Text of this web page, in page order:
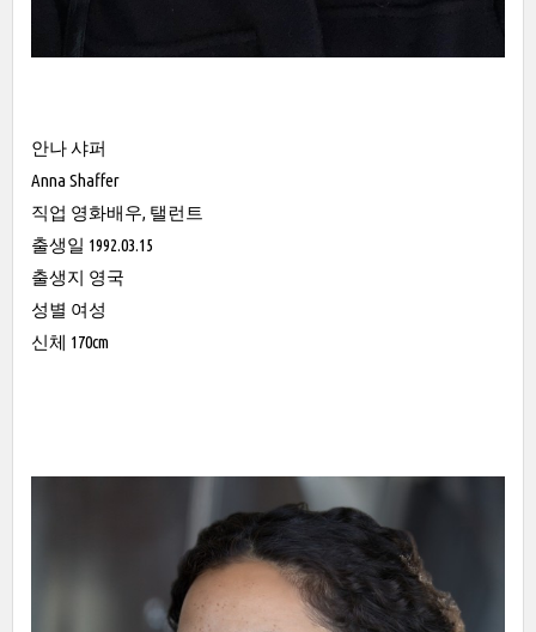
안나 샤퍼
Anna Shaffer
직업 영화배우, 탤런트
출생일 1992.03.15
출생지 영국
성별 여성
신체 170cm